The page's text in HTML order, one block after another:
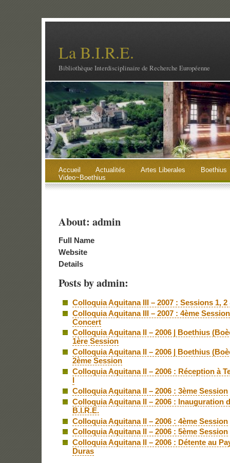
La B.I.R.E.
Bibliothèque Interdisciplinaire de Recherche Européenne
Accueil Actualités Artes Liberales
Boethius
Video~Boethius
About: admin
Full Name
Website
Details
Posts by admin:
Colloquia Aquitana III – 2007 : Sessions 1, 2
Colloquia Aquitana III – 2007 : 4ème
Concert
Colloquia Aquitana II – 2006 | Boethius
1ère Session
Colloquia Aquitana II – 2006 | Boethius
2ème Session
Colloquia Aquitana II – 2006 : Réception à
I
Colloquia Aquitana II – 2006 : 3ème Session
Colloquia Aquitana II – 2006 : Inauguration
B.I.R.E.
Colloquia Aquitana II – 2006 : 4ème Session
Colloquia Aquitana II – 2006 : 5ème Session
Colloquia Aquitana II – 2006 : Détente au
Duras